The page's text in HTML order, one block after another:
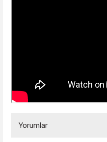
Yorumlar